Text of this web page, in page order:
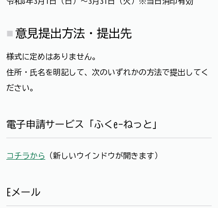
意見提出方法・提出先
様式に定めはありません。
住所・氏名を明記して、次のいずれかの方法で提出してく
ださい。
電子申請サービス「ふくe-ねっと」
コチラから （新しいウインドウが開きます）
Eメール